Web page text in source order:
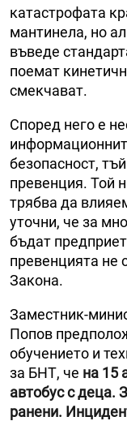
катастрофата
мантинела, но
въведе
поемат
смекчават.
Според него е
безопасност,
превенция. Той
трябва да
уточни, че за
бъдат
превенцията не
Закона.
Заместник-
Попов
обучението и
за БНТ, че на 15
автобус с деца.
ранени.